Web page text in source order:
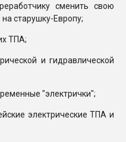
сменить свою
старушку-Европу;
ТПА;
и гидравлической
"электрички";
электрические ТПА и